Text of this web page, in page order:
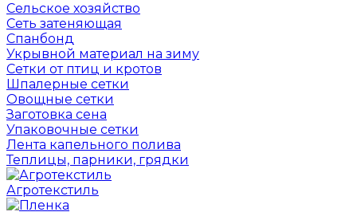
Сельское хозяйство
Сеть затеняющая
Спанбонд
Укрывной материал на зиму
Сетки от птиц и кротов
Шпалерные сетки
Овощные сетки
Заготовка сена
Упаковочные сетки
Лента капельного полива
Теплицы, парники, грядки
Агротекстиль